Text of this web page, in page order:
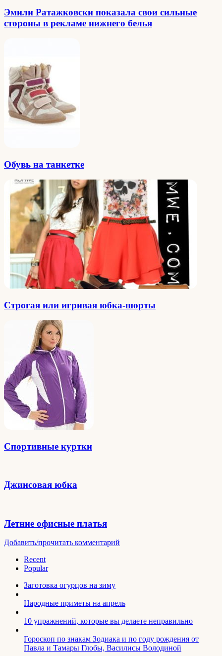
Эмили Ратажковски показала свои сильные
стороны в рекламе нижнего белья
Обувь на танкетке
Строгая или игривая юбка-шорты
Спортивные куртки
Джинсовая юбка
Летние офисные платья
Добавить/прочитать комментарий
Recent
Popular
Заготовка огурцов на зиму
Народные приметы на апрель
10 упражнений, которые вы делаете неправильно
Гороскоп по знакам Зодиака и по году рождения от
Павла и Тамары Глобы, Василисы Володиной